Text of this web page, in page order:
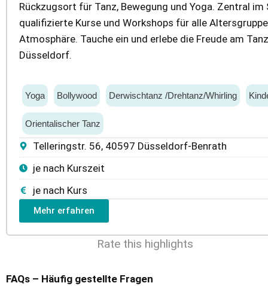
Rückzugsort für Tanz, Bewegung und Yoga. Zentral
qualifizierte Kurse und Workshops für alle
Atmosphäre. Tauche ein und erlebe die Freude am
Düsseldorf.
Yoga Bollywood Derwischtanz /Drehtanz/Whirling
Orientalischer Tanz
Telleringstr. 56, 40597 Düsseldorf-Benrath
je nach Kurszeit
je nach Kurs
Mehr erfahren
Rate this highlights
FAQs – Häufig gestellte Fragen